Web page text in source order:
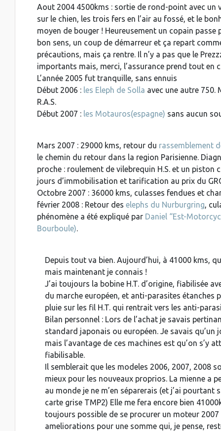
Aout 2004 4500kms : sortie de rond-point avec un
sur le chien, les trois fers en l’air au fossé, et le
moyen de bouger ! Heureusement un copain passe
bon sens, un coup de démarreur et ça repart
précautions, mais ça rentre. Il n’y a pas que le
importants mais, merci, l’assurance prend tout en
L’année 2005 fut tranquille, sans ennuis
Début 2006 : les Eleph de Solla avec une autre 750.
R.A.S.
Début 2007 : les Motauros(espagne) sans aucun
Mars 2007 : 29000 kms, retour du rassemblement
le chemin du retour dans la region Parisienne.
proche : roulement de vilebrequin H.S. et un piston
jours d’immobilisation et tarification au prix du
Octobre 2007 : 36000 kms, culasses fendues et
février 2008 : Retour des elephs du Nurburgring,
phénomène a été expliqué par Daniel “Est-
Bourboule).
Depuis tout va bien. Aujourd’hui, à 41000 kms,
mais maintenant je connais !
J’ai toujours la bobine H.T. d’origine, fiabilisée
du marche européen, et anti-parasites étanches
pluie sur les fil H.T. qui rentrait vers les anti-
Bilan personnel : Lors de l’achat je savais
standard japonais ou européen. Je savais qu’un
mais l’avantage de ces machines est qu’on s’y
fiabilisable.
Il semblerait que les modeles 2006, 2007, 2008
mieux pour les nouveaux proprios. La mienne a
au monde je ne m’en séparerais (et j’ai
carte grise TMP2) Elle me fera encore bien
toujours possible de se procurer un moteur
ameliorations pour une somme qui, je pense,